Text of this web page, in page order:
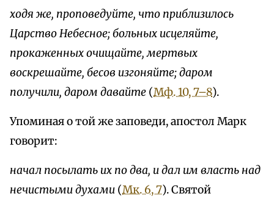
ходя же, проповедуйте, что приблизилось
Царство Небесное; больных исцеляйте,
прокаженных очищайте, мертвых
воскрешайте, бесов изгоняйте; даром
получили, даром давайте (Мф. 10, 7–8).
Упоминая о той же заповеди, апостол Марк
говорит:
начал посылать их по два, и дал им власть над
нечистыми духами (Мк. 6, 7). Святой